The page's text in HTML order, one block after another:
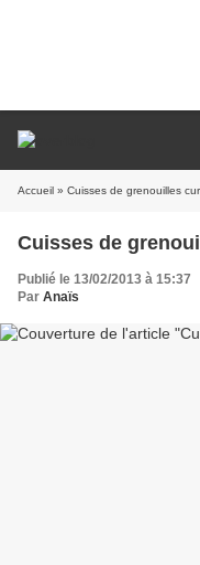
Accueil » Cuisses de grenouilles
Cuisses de
Publié le 13/02/2013 à 15:37
Par Anaïs